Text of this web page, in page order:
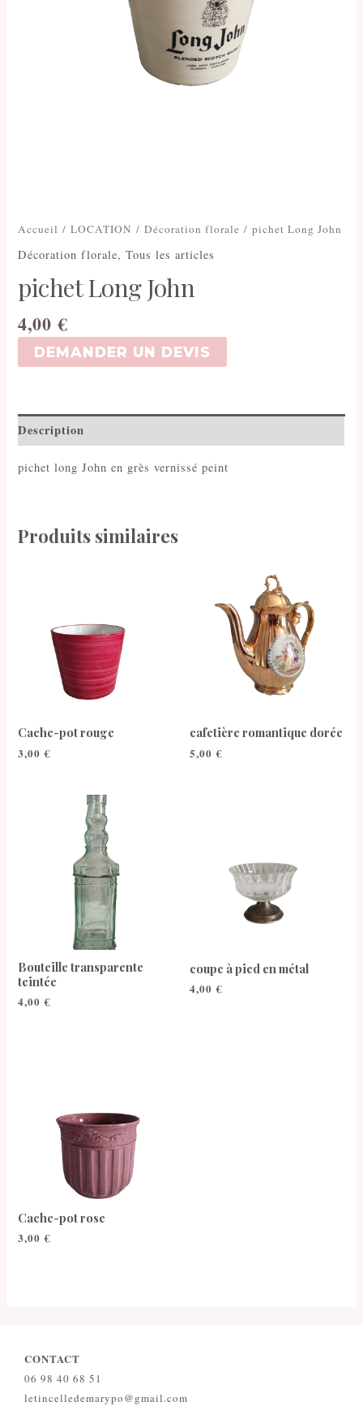
Accueil /LOCATION /Décoration florale / pichet Long John
Décoration florale,Tous les articles
pichet Long John
4,00€
DEMANDER UN DEVIS
Description
pichet long John en grès vernissé peint
Produits similaires
Cache-pot rouge
3,00€
cafetière romantique dorée
5,00€
Bouteille transparente
teintée
4,00€
coupe à pied en métal
4,00€
Cache-pot rose
3,00€
CONTACT
06 98 40 68 51
letincelledemarypo@gmail.com